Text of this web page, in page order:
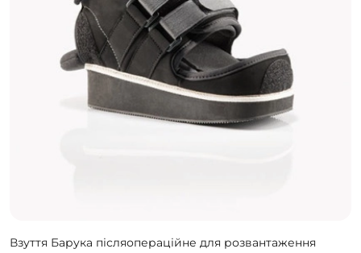
Взуття Барука післяопераційне для розвантаження